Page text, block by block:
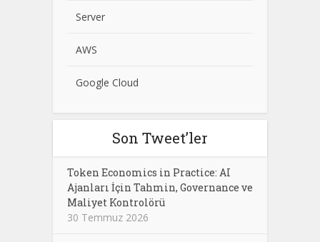
Server
AWS
Google Cloud
Son Tweet’ler
Token Economics in Practice: AI
Ajanları İçin Tahmin, Governance ve
Maliyet Kontrolörü
30 Temmuz 2026